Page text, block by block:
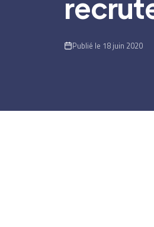
Publié le 18 juin 2020